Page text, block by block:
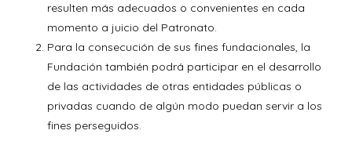
resulten más adecuados o convenientes en cada
momento a juicio del Patronato.
Para la consecución de sus fines fundacionales, la
Fundación también podrá participar en el desarrollo
de las actividades de otras entidades públicas o
privadas cuando de algún modo puedan servir a los
fines perseguidos.